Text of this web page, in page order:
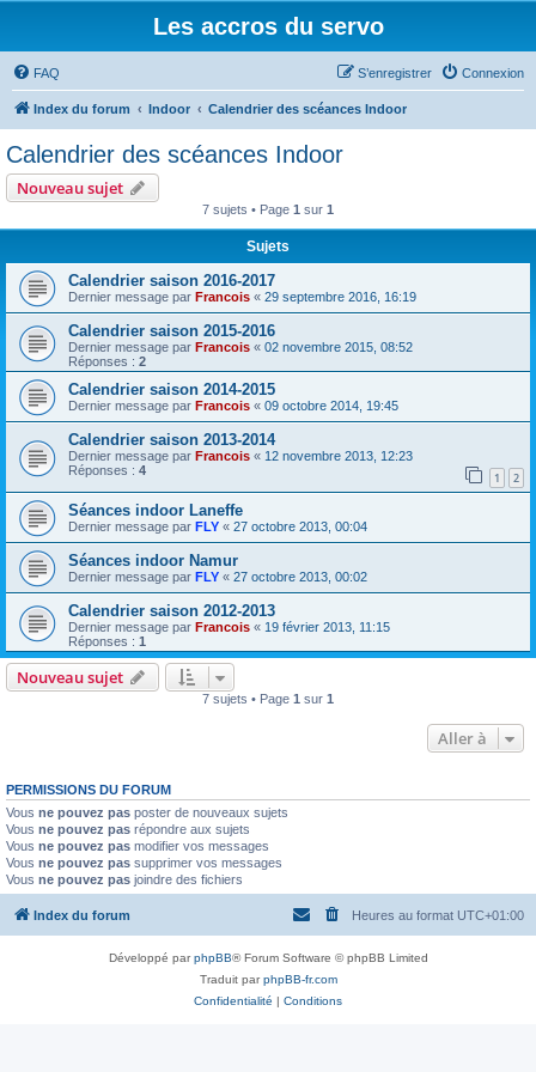
Les accros du servo
FAQ Connexion
S’enregistrer
Index du forum Indoor Calendrier des scéances Indoor
Calendrier des scéances Indoor
Nouveau sujet
7 sujets • Page 1 sur 1
Sujets
Calendrier saison 2016-2017
Dernier message par Francois « 29 septembre 2016, 16:19
Calendrier saison 2015-2016
Dernier message par Francois « 02 novembre 2015, 08:52
Réponses : 2
Calendrier saison 2014-2015
Dernier message par Francois « 09 octobre 2014, 19:45
Calendrier saison 2013-2014
Dernier message par Francois « 12 novembre 2013, 12:23
Réponses : 4 1 2
Séances indoor Laneffe
Dernier message par FLY « 27 octobre 2013, 00:04
Séances indoor Namur
Dernier message par FLY « 27 octobre 2013, 00:02
Calendrier saison 2012-2013
Dernier message par Francois « 19 février 2013, 11:15
Réponses : 1
Nouveau sujet
7 sujets • Page 1 sur 1
Aller à
PERMISSIONS DU FORUM
Vous ne pouvez pas poster de nouveaux sujets
Vous ne pouvez pas répondre aux sujets
Vous ne pouvez pas modifier vos messages
Vous ne pouvez pas supprimer vos messages
Vous ne pouvez pas joindre des fichiers
Index du forum Heures au format UTC+01:00
Développé parphpBB® Forum Software © phpBB Limited
Traduit parphpBB-fr.com
Confidentialité | Conditions